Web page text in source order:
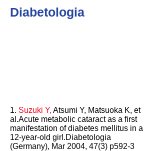
Diabetologia
1. Suzuki Y, Atsumi Y, Matsuoka K, et
al.Acute metabolic cataract as a first
manifestation of diabetes mellitus in a
12-year-old girl.Diabetologia
(Germany), Mar 2004, 47(3) p592-3